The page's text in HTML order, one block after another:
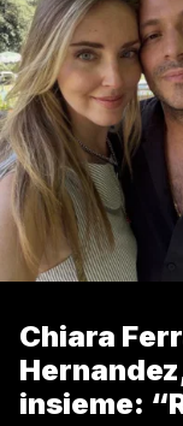
Chiara
insieme: